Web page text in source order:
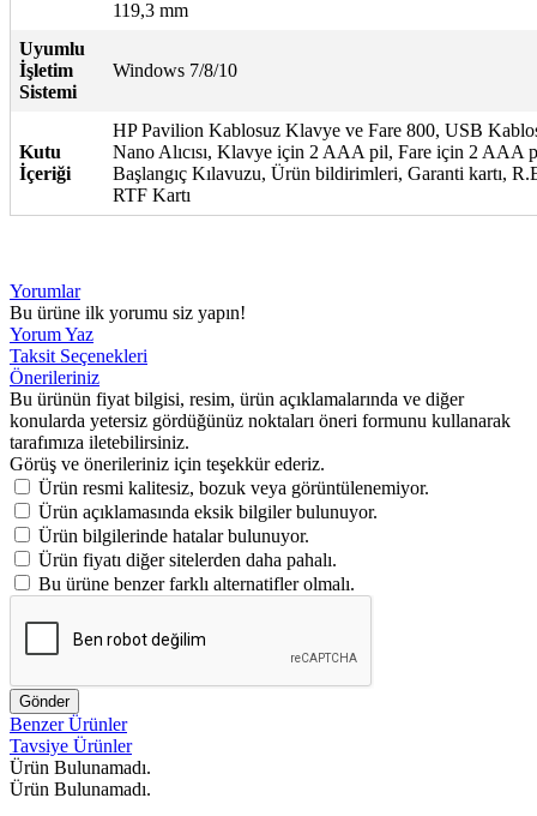
119,3 mm
Uyumlu
İşletim
Sistemi
Windows 7/8/10
Kutu
İçeriği
HP Pavilion Kablosuz Klavye ve Fare 800, USB
Nano Alıcısı, Klavye için 2 AAA pil, Fare için 2 AAA
Başlangıç Kılavuzu, Ürün bildirimleri, Garanti kartı,
RTF Kartı
Yorumlar
Bu ürüne ilk yorumu siz yapın!
Yorum Yaz
Taksit Seçenekleri
Önerileriniz
Bu ürünün fiyat bilgisi, resim, ürün açıklamalarında ve diğer
konularda yetersiz gördüğünüz noktaları öneri formunu kullanarak
tarafımıza iletebilirsiniz.
Görüş ve önerileriniz için teşekkür ederiz.
Ürün resmi kalitesiz, bozuk veya görüntülenemiyor.
Ürün açıklamasında eksik bilgiler bulunuyor.
Ürün bilgilerinde hatalar bulunuyor.
Ürün fiyatı diğer sitelerden daha pahalı.
Bu ürüne benzer farklı alternatifler olmalı.
Gönder
Benzer Ürünler
Tavsiye Ürünler
Ürün Bulunamadı.
Ürün Bulunamadı.